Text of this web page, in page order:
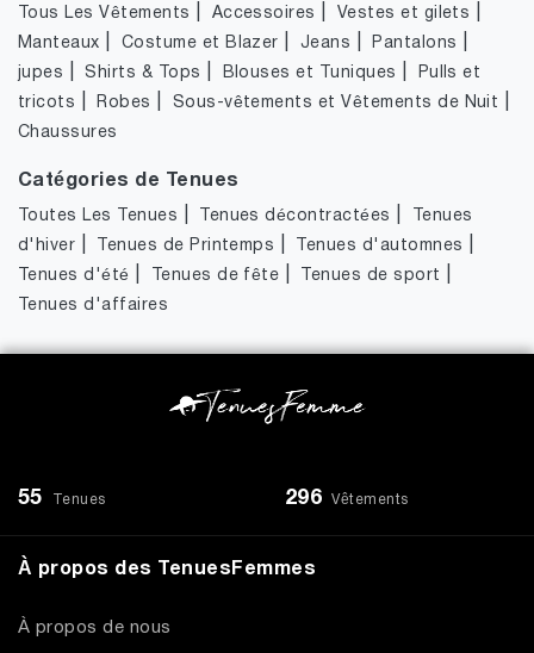
Tous Les Vêtements Accessoires Vestes et gilets
Manteaux Costume et Blazer Jeans Pantalons
jupes |Shirts & Tops Blouses et Tuniques
Pulls et
tricots
Robes Sous-vêtements et Vêtements de Nuit
Chaussures
Catégories de Tenues
Toutes Les Tenues Tenues décontractées
Tenues
d'hiver
Tenues de Printemps Tenues d'automnes
Tenues d'été Tenues de fête Tenues de sport
Tenues d'affaires
55 Tenues 296 Vêtements
À propos des TenuesFemmes
À propos de nous